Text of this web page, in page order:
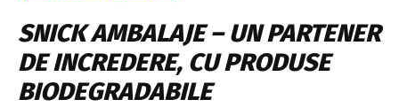
SNICK AMBALAJE – UN PARTENER
DE INCREDERE, CU PRODUSE
BIODEGRADABILE